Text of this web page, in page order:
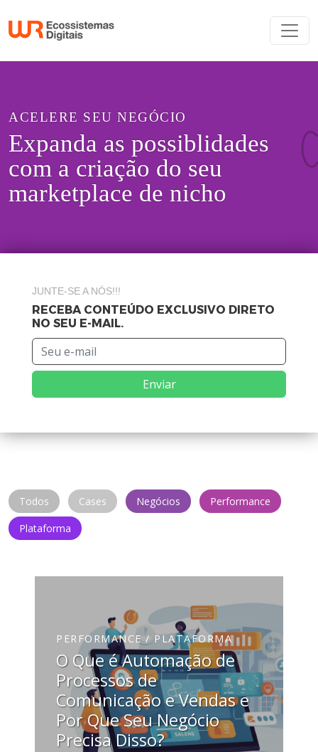
ACELERE SEU NEGÓCIO
Expanda as possiblidades
com a criação do seu
marketplace de nicho
JUNTE-SE A NÓS!!!
RECEBA CONTEÚDO EXCLUSIVO DIRETO
NO SEU E-MAIL.
Enviar
Todos Cases Negócios
Performance
Plataforma
PERFORMANCE / PLATAFORMA
O Que é Automação de
Processos de
Comunicação e Vendas e
Por Que Seu Negócio
Precisa Disso?